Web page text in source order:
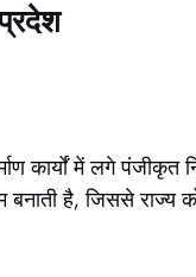
कार्यों में लगे पंजीकृत
बनाती है, जिससे